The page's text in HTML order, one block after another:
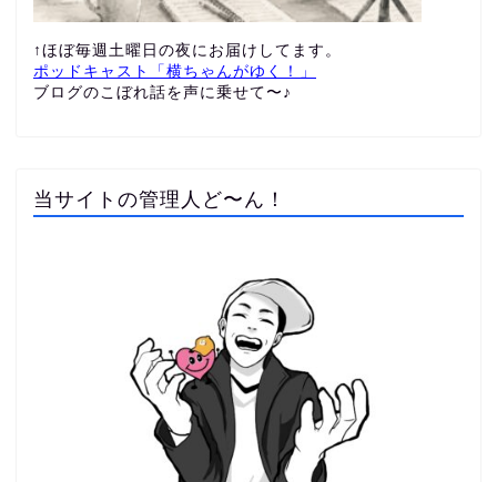
↑ほぼ毎週土曜日の夜にお届けしてます。
ポッドキャスト「横ちゃんがゆく！」
ブログのこぼれ話を声に乗せて〜♪
当サイトの管理人ど〜ん！